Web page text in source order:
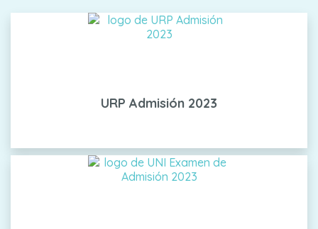
URP Admisión 2023